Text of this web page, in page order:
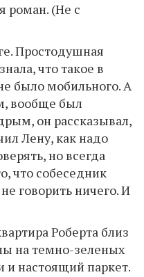
роман. (Не с
Простодушная
что такое в
было мобильного. А
вообще был
он рассказывал,
Лену, как надо
но всегда
что собеседник
говорить ничего. И
Роберта близ
на темно-зеленых
и настоящий паркет.